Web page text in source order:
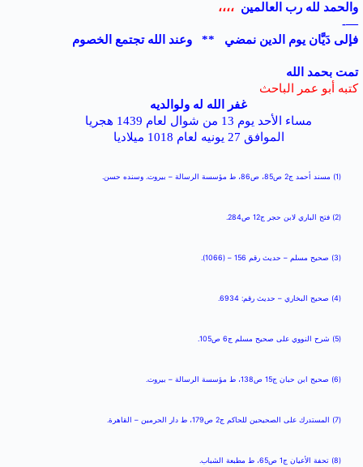
والحمد لله رب العالمين ،،،،
—-
فإلى دَيَّان يوم الدين نمضي
** وعند الله تجتمع الخصوم
تمت بحمد الله
كتبه أبو عمر الباحث
غفر الله له ولوالديه
مساء الأحد يوم 13 من شوال لعام 1439 هجريا
الموافق 27 يونيه لعام 1018 ميلاديا
(1) مسند أحمد ج2 ص85، ص86، ط مؤسسة الرسالة – بيروت. وسنده حسن.
(2) فتح الباري لابن حجر ج12 ص284.
(3) صحيح مسلم – حديث رقم 156 – (1066).
(4) صحيح البخاري – حديث رقم: 6934.
(5) شرح النووي على صحيح مسلم ج6 ص105.
(6) صحيح ابن حبان ج15 ص138، ط مؤسسة الرسالة – بيروت.
(7) المستدرك على الصحيحين للحاكم ج2 ص179، ط دار الحرمين – القاهرة.
(8) تحفة الأعيان ج1 ص65، ط مطبعة الشباب.